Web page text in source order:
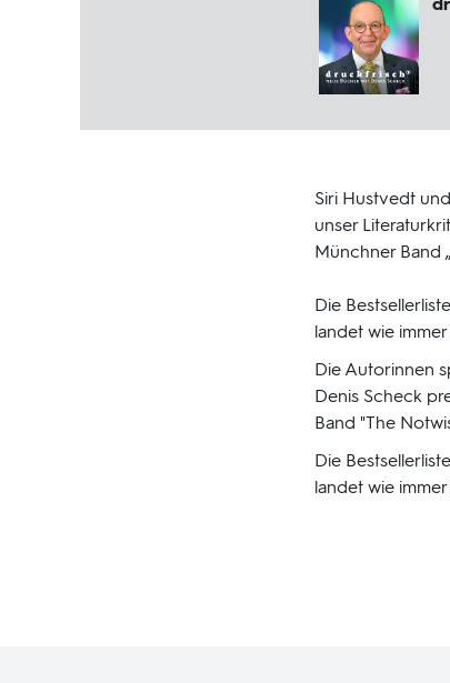
Siri Hustvedt
unser
Münchner Band
Die
landet wie
Die Autorinnen
Denis Scheck
Band "The
Die
landet wie